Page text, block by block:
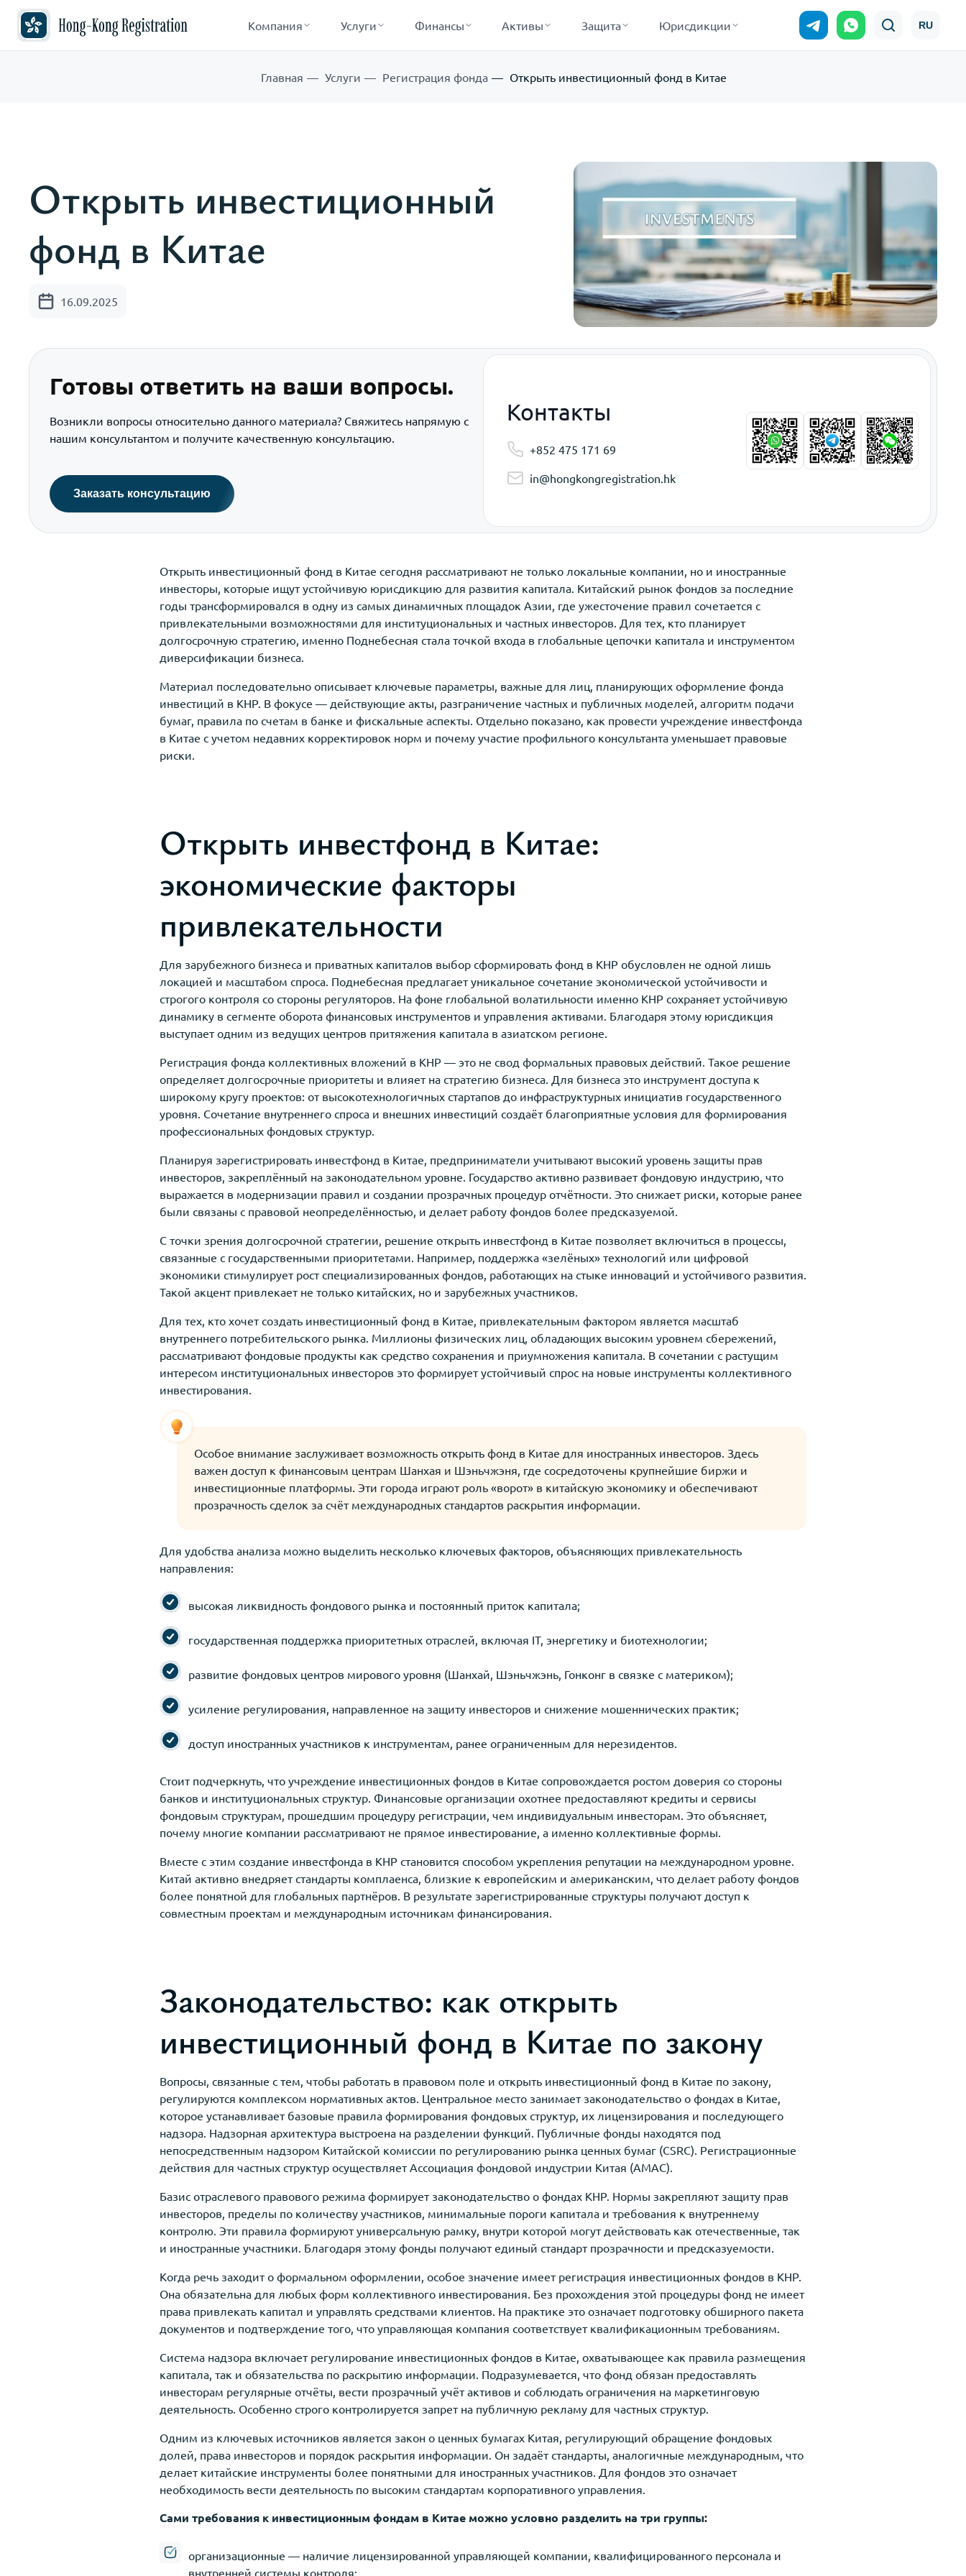
Компания Услуги Финансы Активы Защита Юрисдикции RU
Главная Услуги Регистрация фонда Открыть инвестиционный фонд в Китае
Открыть инвестиционный
фонд в Китае
16.09.2025
Готовы ответить на ваши вопросы.
Возникли вопросы относительно данного материала? Свяжитесь напрямую с
нашим консультантом и получите качественную консультацию.
Заказать консультацию
Контакты
+852 475 171 69
in@hongkongregistration.hk
Открыть инвестиционный фонд в Китае сегодня рассматривают не только локальные компании, но и иностранные
инвесторы, которые ищут устойчивую юрисдикцию для развития капитала. Китайский рынок фондов за последние
годы трансформировался в одну из самых динамичных площадок Азии, где ужесточение правил сочетается с
привлекательными возможностями для институциональных и частных инвесторов. Для тех, кто планирует
долгосрочную стратегию, именно Поднебесная стала точкой входа в глобальные цепочки капитала и инструментом
диверсификации бизнеса.
Материал последовательно описывает ключевые параметры, важные для лиц, планирующих оформление фонда
инвестиций в КНР. В фокусе — действующие акты, разграничение частных и публичных моделей, алгоритм подачи
бумаг, правила по счетам в банке и фискальные аспекты. Отдельно показано, как провести учреждение инвестфонда
в Китае с учетом недавних корректировок норм и почему участие профильного консультанта уменьшает правовые
риски.
Открыть инвестфонд в Китае:
экономические факторы
привлекательности
Для зарубежного бизнеса и приватных капиталов выбор сформировать фонд в КНР обусловлен не одной лишь
локацией и масштабом спроса. Поднебесная предлагает уникальное сочетание экономической устойчивости и
строгого контроля со стороны регуляторов. На фоне глобальной волатильности именно КНР сохраняет устойчивую
динамику в сегменте оборота финансовых инструментов и управления активами. Благодаря этому юрисдикция
выступает одним из ведущих центров притяжения капитала в азиатском регионе.
Регистрация фонда коллективных вложений в КНР — это не свод формальных правовых действий. Такое решение
определяет долгосрочные приоритеты и влияет на стратегию бизнеса. Для бизнеса это инструмент доступа к
широкому кругу проектов: от высокотехнологичных стартапов до инфраструктурных инициатив государственного
уровня. Сочетание внутреннего спроса и внешних инвестиций создаёт благоприятные условия для формирования
профессиональных фондовых структур.
Планируя зарегистрировать инвестфонд в Китае, предприниматели учитывают высокий уровень защиты прав
инвесторов, закреплённый на законодательном уровне. Государство активно развивает фондовую индустрию, что
выражается в модернизации правил и создании прозрачных процедур отчётности. Это снижает риски, которые ранее
были связаны с правовой неопределённостью, и делает работу фондов более предсказуемой.
С точки зрения долгосрочной стратегии, решение открыть инвестфонд в Китае позволяет включиться в процессы,
связанные с государственными приоритетами. Например, поддержка «зелёных» технологий или цифровой
экономики стимулирует рост специализированных фондов, работающих на стыке инноваций и устойчивого развития.
Такой акцент привлекает не только китайских, но и зарубежных участников.
Для тех, кто хочет создать инвестиционный фонд в Китае, привлекательным фактором является масштаб
внутреннего потребительского рынка. Миллионы физических лиц, обладающих высоким уровнем сбережений,
рассматривают фондовые продукты как средство сохранения и приумножения капитала. В сочетании с растущим
интересом институциональных инвесторов это формирует устойчивый спрос на новые инструменты коллективного
инвестирования.
Особое внимание заслуживает возможность открыть фонд в Китае для иностранных инвесторов. Здесь
важен доступ к финансовым центрам Шанхая и Шэньчжэня, где сосредоточены крупнейшие биржи и
инвестиционные платформы. Эти города играют роль «ворот» в китайскую экономику и обеспечивают
прозрачность сделок за счёт международных стандартов раскрытия информации.
Для удобства анализа можно выделить несколько ключевых факторов, объясняющих привлекательность
направления:
высокая ликвидность фондового рынка и постоянный приток капитала;
государственная поддержка приоритетных отраслей, включая IT, энергетику и биотехнологии;
развитие фондовых центров мирового уровня (Шанхай, Шэньчжэнь, Гонконг в связке с материком);
усиление регулирования, направленное на защиту инвесторов и снижение мошеннических практик;
доступ иностранных участников к инструментам, ранее ограниченным для нерезидентов.
Стоит подчеркнуть, что учреждение инвестиционных фондов в Китае сопровождается ростом доверия со стороны
банков и институциональных структур. Финансовые организации охотнее предоставляют кредиты и сервисы
фондовым структурам, прошедшим процедуру регистрации, чем индивидуальным инвесторам. Это объясняет,
почему многие компании рассматривают не прямое инвестирование, а именно коллективные формы.
Вместе с этим создание инвестфонда в КНР становится способом укрепления репутации на международном уровне.
Китай активно внедряет стандарты комплаенса, близкие к европейским и американским, что делает работу фондов
более понятной для глобальных партнёров. В результате зарегистрированные структуры получают доступ к
совместным проектам и международным источникам финансирования.
Законодательство: как открыть
инвестиционный фонд в Китае по закону
Вопросы, связанные с тем, чтобы работать в правовом поле и открыть инвестиционный фонд в Китае по закону,
регулируются комплексом нормативных актов. Центральное место занимает законодательство о фондах в Китае,
которое устанавливает базовые правила формирования фондовых структур, их лицензирования и последующего
надзора. Надзорная архитектура выстроена на разделении функций. Публичные фонды находятся под
непосредственным надзором Китайской комиссии по регулированию рынка ценных бумаг (CSRC). Регистрационные
действия для частных структур осуществляет Ассоциация фондовой индустрии Китая (AMAC).
Базис отраслевого правового режима формирует законодательство о фондах КНР. Нормы закрепляют защиту прав
инвесторов, пределы по количеству участников, минимальные пороги капитала и требования к внутреннему
контролю. Эти правила формируют универсальную рамку, внутри которой могут действовать как отечественные, так
и иностранные участники. Благодаря этому фонды получают единый стандарт прозрачности и предсказуемости.
Когда речь заходит о формальном оформлении, особое значение имеет регистрация инвестиционных фондов в КНР.
Она обязательна для любых форм коллективного инвестирования. Без прохождения этой процедуры фонд не имеет
права привлекать капитал и управлять средствами клиентов. На практике это означает подготовку обширного пакета
документов и подтверждение того, что управляющая компания соответствует квалификационным требованиям.
Система надзора включает регулирование инвестиционных фондов в Китае, охватывающее как правила размещения
капитала, так и обязательства по раскрытию информации. Подразумевается, что фонд обязан предоставлять
инвесторам регулярные отчёты, вести прозрачный учёт активов и соблюдать ограничения на маркетинговую
деятельность. Особенно строго контролируется запрет на публичную рекламу для частных структур.
Одним из ключевых источников является закон о ценных бумагах Китая, регулирующий обращение фондовых
долей, права инвесторов и порядок раскрытия информации. Он задаёт стандарты, аналогичные международным, что
делает китайские инструменты более понятными для иностранных участников. Для фондов это означает
необходимость вести деятельность по высоким стандартам корпоративного управления.
Сами требования к инвестиционным фондам в Китае можно условно разделить на три группы:
организационные — наличие лицензированной управляющей компании, квалифицированного персонала и
внутренней системы контроля;